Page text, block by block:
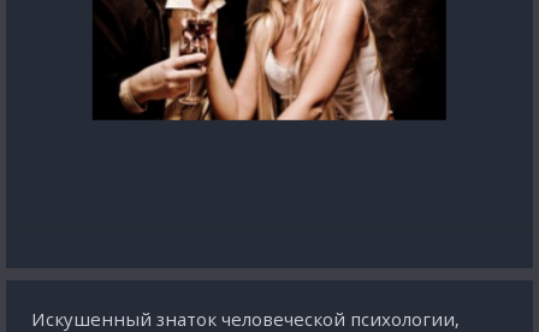
Искушенный знаток человеческой психологии,